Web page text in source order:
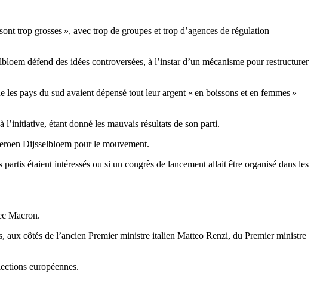
trop grosses », avec trop de groupes et trop d’agences de régulation
défend des idées controversées, à l’instar d’un mécanisme pour restructurer
pays du sud avaient dépensé tout leur argent « en boissons et en femmes »
étant donné les mauvais résultats de son parti.
Dijsselbloem pour le mouvement.
étaient intéressés ou si un congrès de lancement allait être organisé dans les
Macron.
côtés de l’ancien Premier ministre italien Matteo Renzi, du Premier ministre
européennes.